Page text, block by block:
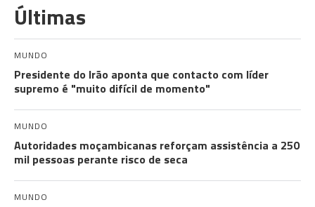
Últimas
MUNDO
Presidente do Irão aponta que contacto com líder
supremo é "muito difícil de momento"
MUNDO
Autoridades moçambicanas reforçam assistência a 250
mil pessoas perante risco de seca
MUNDO